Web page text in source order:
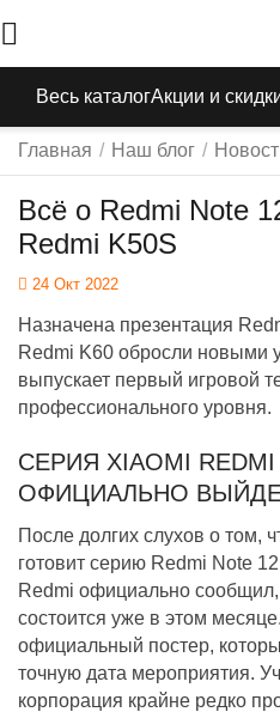
Весь каталогАкции и
Главная / Наш блог /
Всё о Redmi Note
Redmi K50S
24 Окт 2022
Назначена презентация
Redmi K60 обросли новыми
выпускает первый игровой
профессионального уровня.
СЕРИЯ XIAOMI REDMI
ОФИЦИАЛЬНО
После долгих слухов о том,
готовит серию Redmi Note
Redmi официально сообщил,
состоится уже в этом
официальный постер,
точную дата мероприятия.
корпорация крайне редко